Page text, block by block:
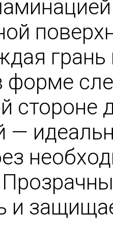
форме
стороне
—
и